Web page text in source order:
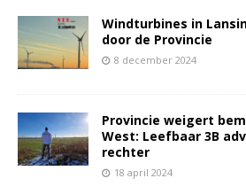
Windturbines in
door de Provincie
8 december 2024
Provincie weigert
West: Leefbaar 3B
rechter
18 april 2024